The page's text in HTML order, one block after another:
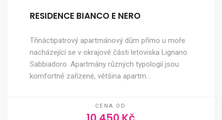
RESIDENCE BIANCO E NERO
Třináctipatrový apartmánový dům přímo u moře
nacházející se v okrajové části letoviska Lignano
Sabbiadoro. Apartmány různých typologií jsou
komfortně zařízené, většina apartm…
CENA OD